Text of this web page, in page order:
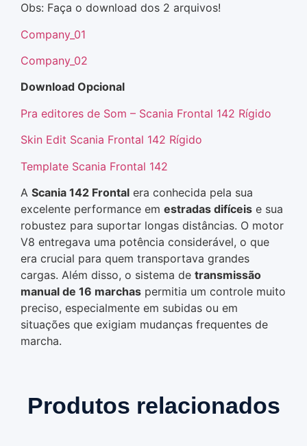
Obs: Faça o download dos 2 arquivos!
Company_01
Company_02
Download Opcional
Pra editores de Som – Scania Frontal 142 Rígido
Skin Edit Scania Frontal 142 Rígido
Template Scania Frontal 142
A Scania 142 Frontal era conhecida pela sua
excelente performance em estradas difíceis e sua
robustez para suportar longas distâncias. O motor
V8 entregava uma potência considerável, o que
era crucial para quem transportava grandes
cargas. Além disso, o sistema de transmissão
manual de 16 marchas permitia um controle muito
preciso, especialmente em subidas ou em
situações que exigiam mudanças frequentes de
marcha.
Produtos relacionados